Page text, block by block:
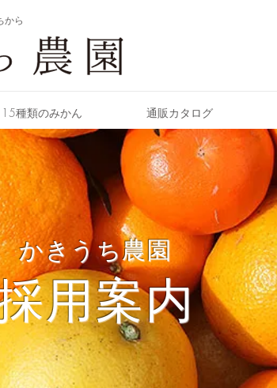
から
15種類のみかん 通販カタログ
かきうち農園
用案内